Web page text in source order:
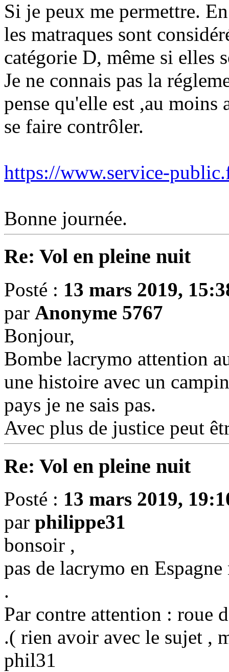
Si je peux me permettre.
les matraques sont
catégorie D, même si elles
Je ne connais pas la
pense qu'elle est ,au moins
se faire contrôler.
https://www.service-
Bonne journée.
Re: Vol en pleine nuit
Posté : 13 mars 2019,
par Anonyme 5767
Bonjour,
Bombe lacrymo attention
une histoire avec un
pays je ne sais pas.
Avec plus de justice peut
Re: Vol en pleine nuit
Posté : 13 mars 2019,
par philippe31
bonsoir ,
pas de lacrymo en
.
Par contre attention : roue
.( rien avoir avec le sujet ,
phil31